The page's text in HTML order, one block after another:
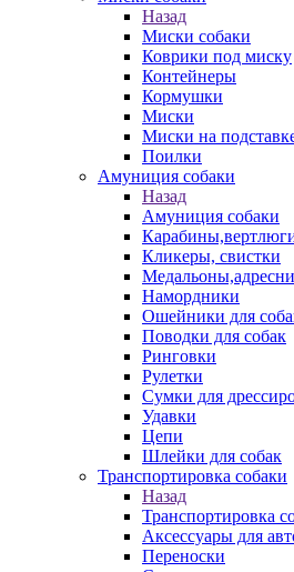
Назад
Миски собаки
Коврики под миску
Контейнеры
Кормушки
Миски
Миски на
Поилки
Амуниция собаки
Назад
Амуниция собаки
Кликеры, свистки
Намордники
Ошейники для
Поводки для собак
Ринговки
Рулетки
Сумки для
Удавки
Цепи
Шлейки для собак
Транспортировка собаки
Назад
Транспортировка
Аксессуары для
Переноски